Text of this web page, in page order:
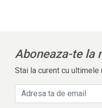
Aboneaza-te la
Stai la curent cu